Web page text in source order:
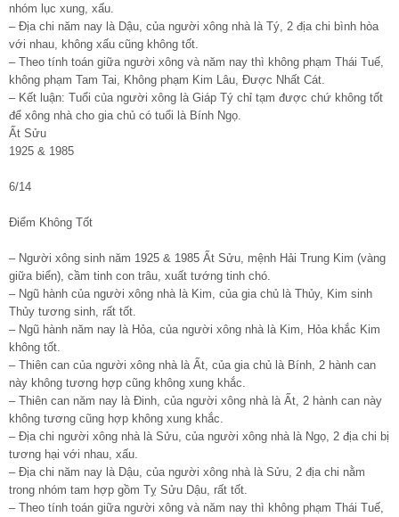
nhóm lục xung, xấu.
– Địa chi năm nay là Dậu, của người xông nhà là Tý, 2 địa chi bình hòa
với nhau, không xấu cũng không tốt.
– Theo tính toán giữa người xông và năm nay thì không phạm Thái Tuế,
không phạm Tam Tai, Không phạm Kim Lâu, Được Nhất Cát.
– Kết luận: Tuổi của người xông là Giáp Tý chỉ tạm được chứ không tốt
để xông nhà cho gia chủ có tuổi là Bính Ngọ.
Ất Sửu
1925 & 1985
6/14
Điểm Không Tốt
– Người xông sinh năm 1925 & 1985 Ất Sửu, mệnh Hải Trung Kim (vàng
giữa biển), cầm tinh con trâu, xuất tướng tinh chó.
– Ngũ hành của người xông nhà là Kim, của gia chủ là Thủy, Kim sinh
Thủy tương sinh, rất tốt.
– Ngũ hành năm nay là Hỏa, của người xông nhà là Kim, Hỏa khắc Kim
không tốt.
– Thiên can của người xông nhà là Ất, của gia chủ là Bính, 2 hành can
này không tương hợp cũng không xung khắc.
– Thiên can năm nay là Đinh, của người xông nhà là Ất, 2 hành can này
không tương cũng hợp không xung khắc.
– Địa chi người xông nhà là Sửu, của người xông nhà là Ngọ, 2 địa chi bị
tương hại với nhau, xấu.
– Địa chi năm nay là Dậu, của người xông nhà là Sửu, 2 địa chi nằm
trong nhóm tam hợp gồm Tỵ Sửu Dậu, rất tốt.
– Theo tính toán giữa người xông và năm nay thì không phạm Thái Tuế,